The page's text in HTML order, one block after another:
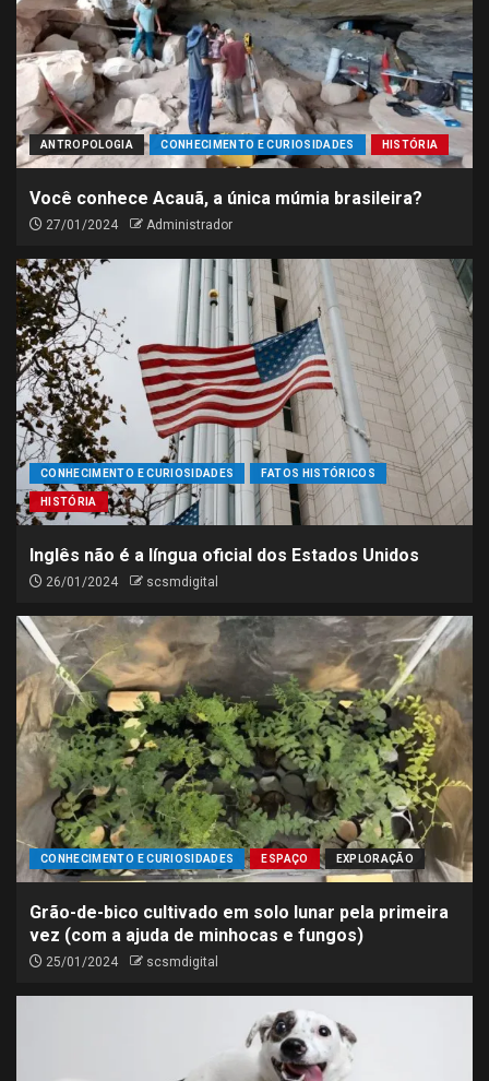
ANTROPOLOGIA CONHECIMENTO E CURIOSIDADES HISTÓRIA
Você conhece Acauã, a única múmia brasileira?
27/01/2024 Administrador
CONHECIMENTO E CURIOSIDADES FATOS HISTÓRICOS
HISTÓRIA
Inglês não é a língua oficial dos Estados Unidos
26/01/2024 scsmdigital
CONHECIMENTO E CURIOSIDADES ESPAÇO EXPLORAÇÃO
Grão-de-bico cultivado em solo lunar pela primeira
vez (com a ajuda de minhocas e fungos)
25/01/2024 scsmdigital